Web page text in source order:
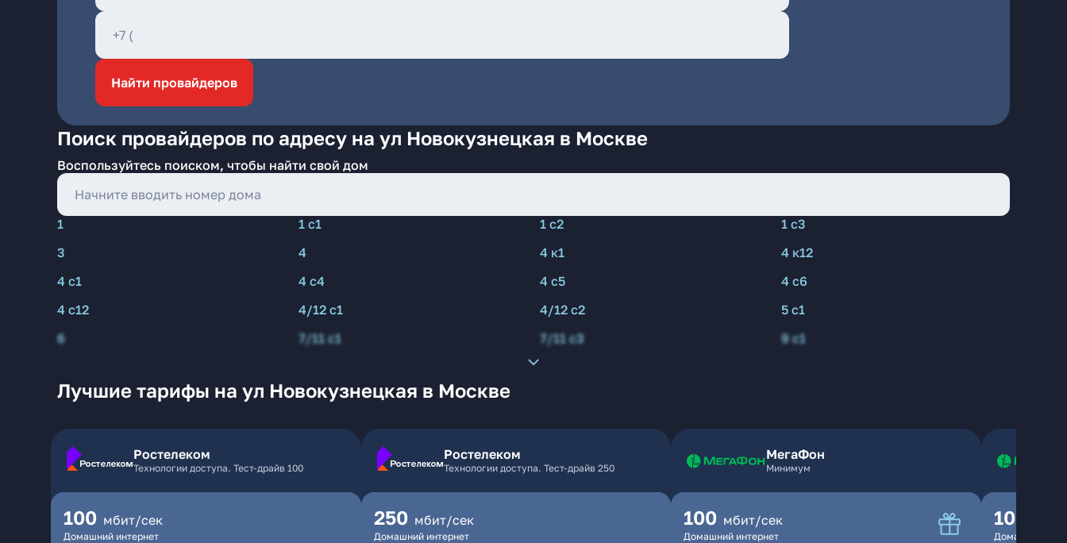
Найти провайдеров
Поиск провайдеров по адресу на ул Новокузнецкая в Москве
Воспользуйтесь поиском, чтобы найти свой дом
1 1 с1 1 с2
1 с3
3
4 4 к1
4 к12
4 с1
4 с4 4 с5
4 с6
4 с12
4/12 с1 4/12 с2
5 с1
6
7/11 с1 7/11 с3 9 с1
Лучшие тарифы на ул Новокузнецкая в Москве
Ростелеком
Технологии доступа. Тест-драйв 100
100 мбит/сек
Домашний интернет
Ростелеком
Технологии доступа. Тест-драйв 250
250 мбит/сек
Домашний интернет
МегаФон
Минимум
100 мбит/сек
Домашний интернет
100
Домашний